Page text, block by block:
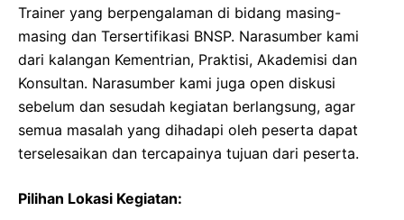
Trainer yang berpengalaman di bidang masing-
masing dan Tersertifikasi BNSP. Narasumber kami
dari kalangan Kementrian, Praktisi, Akademisi dan
Konsultan. Narasumber kami juga open diskusi
sebelum dan sesudah kegiatan berlangsung, agar
semua masalah yang dihadapi oleh peserta dapat
terselesaikan dan tercapainya tujuan dari peserta.
Pilihan Lokasi Kegiatan: